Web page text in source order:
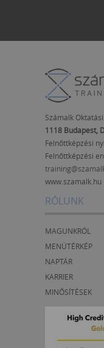
Számalk
1118 Budapest,
Felnőttképzési
Felnőttképzési
www.szamalk.hu
RÓLUNK
MAGUNKRÓL
MENÜTÉRKÉP
NAPTÁR
KARRIER
MINŐSÍTÉSEK